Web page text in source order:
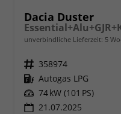
Dacia Duster
unverbindliche Lieferzeit: 5
Fahrzeugnr. 358974
Kraftstoff Autogas LPG
Leistung 74 kW (101 PS)
21.07.2025